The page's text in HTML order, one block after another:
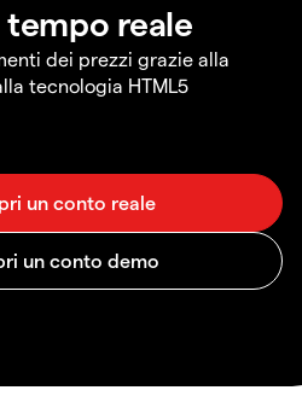
reale
dei prezzi grazie alla
tecnologia HTML5